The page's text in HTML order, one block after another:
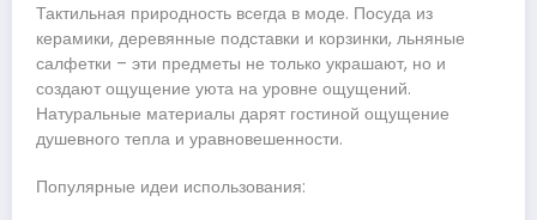
Тактильная природность всегда в моде. Посуда из
керамики, деревянные подставки и корзинки, льняные
салфетки – эти предметы не только украшают, но и
создают ощущение уюта на уровне ощущений.
Натуральные материалы дарят гостиной ощущение
душевного тепла и уравновешенности.
Популярные идеи использования: